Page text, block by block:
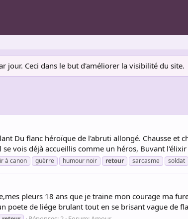
jour. Ceci dans le but d'améliorer la visibilité du site.
Du flanc héroïque de l'abruti allongé. Chausse et
vois déjà accueillis comme un héros, Buvant
à canon guèrre humour noir retour sarcasme soldat
pleurs 18 ans que je traine mon courage ma
poete de liége brulant tout en se brisant vague de